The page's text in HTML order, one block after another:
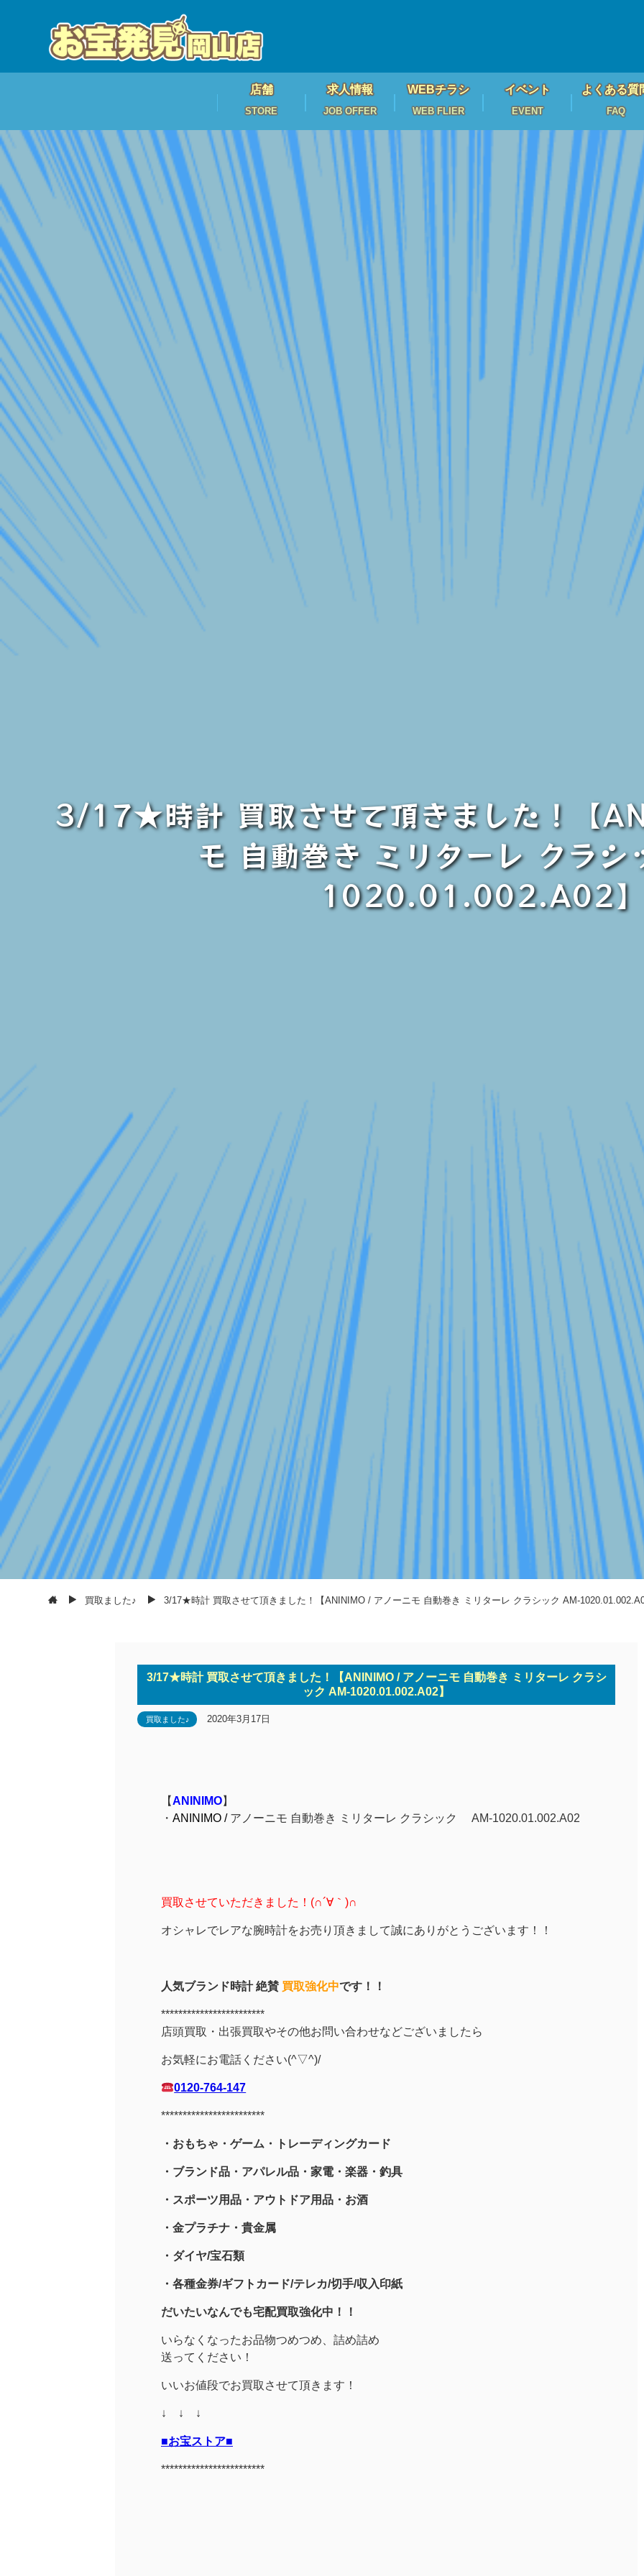
店舗
STORE
求人情報
JOB OFFER
WEBチラシ
WEB FLIER
イベント
EVENT
よくある質
FAQ
3/17★時計 買取させて頂きました！【
モ 自動巻き ミリターレ クラ
1020.01.002.A02
買取ました♪ 3/17★時計 買取させて頂きました！【ANINIMO / アノーニモ 自動巻き ミリターレ クラシック AM-
3/17★時計 買取させて頂きました！【ANINIMO / アノーニモ 自動巻き ミリターレ クラシ
ック AM-1020.01.002.A02】
買取ました♪ 2020年3月17日
【ANINIMO】
・ ANINIMO / アノーニモ 自動巻き ミリターレ クラシック AM-1020.01.002.A02
買取させていただきました！(∩´∀｀)∩
オシャレでレアな腕時計をお売り頂きまして誠にありがとうございます！！
人気ブランド時計 絶賛 買取強化中です！！
************************
店頭買取・出張買取やその他お問い合わせなどございましたら
お気軽にお電話ください(^▽^)/
0120-764-147
************************
・おもちゃ・ゲーム・トレーディングカード
・ブランド品・アパレル品・家電・楽器・釣具
・スポーツ用品 ・アウトドア用品・お酒
・金プラチナ・貴金属
・ ダイヤ/宝石類
・各種金券/ギフトカード/テレカ/切手/収入印紙
だいたいなんでも宅配買取強化中！！
いらなくなったお品物つめつめ、詰め詰め
送ってください！
いいお値段でお買取させて頂きます！
↓ ↓ ↓
■お宝ストア■
************************